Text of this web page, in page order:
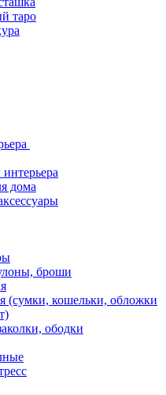
таро
дома
броши
(сумки, кошельки, обложки
ободки